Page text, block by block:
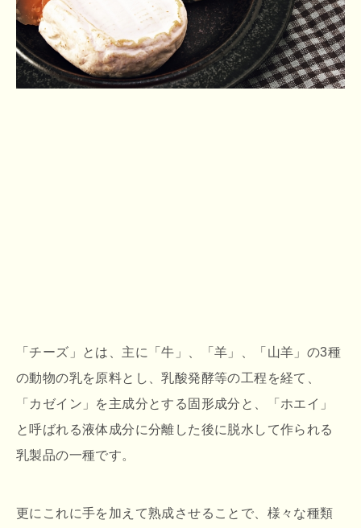
「チーズ」とは、主に「牛」、「羊」、「山羊」の3種
の動物の乳を原料とし、乳酸発酵等の工程を経て、
「カゼイン」を主成分とする固形成分と、「ホエイ」
と呼ばれる液体成分に分離した後に脱水して作られる
乳製品の一種です。
更にこれに手を加えて熟成させることで、様々な種類